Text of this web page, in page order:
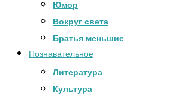
Юмор
Вокруг света
Братья меньшие
Познавательное
Литература
Культура